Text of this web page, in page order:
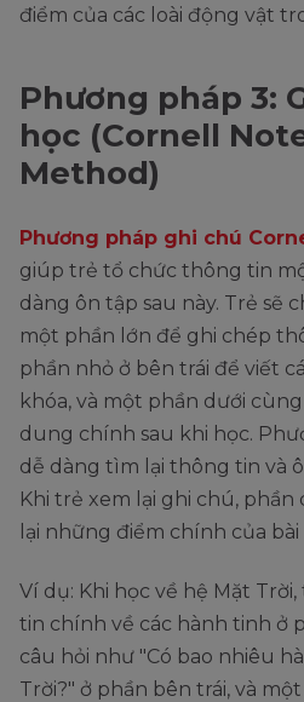
điểm của các loài động vật
Phương pháp 3:
học (Cornell
Method)
Phương pháp ghi chú
giúp trẻ tổ chức thông tin
dàng ôn tập sau này. Trẻ sẽ
một phần lớn để ghi chép
phần nhỏ ở bên trái để viết
khóa, và một phần dưới
dung chính sau khi học.
dễ dàng tìm lại thông tin và
Khi trẻ xem lại ghi chú,
lại những điểm chính của bài
Ví dụ: Khi học về hệ Mặt
tin chính về các hành tinh ở
câu hỏi như "Có bao nhiêu
Trời?" ở phần bên trái, và